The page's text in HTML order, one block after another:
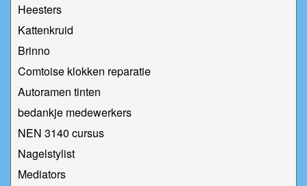
Heesters
Kattenkruid
Brinno
Comtoise klokken reparatie
Autoramen tinten
bedankje medewerkers
NEN 3140 cursus
Nagelstylist
Mediators